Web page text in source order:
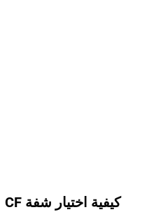
كيفية اختيار شفة CF